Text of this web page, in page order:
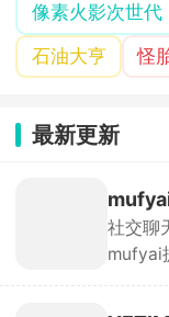
像素火影次世代
石油大亨
怪
最新更新
社交聊
mufyai